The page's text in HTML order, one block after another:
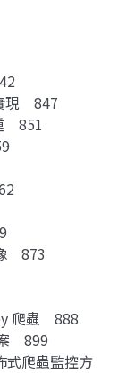
現 847
851
873
爬蟲 888
899
爬蟲監控方